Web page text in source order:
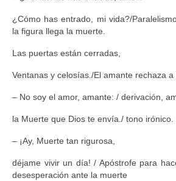
¿Cómo has entrado, mi vida?/
la figura llega la muerte.
Las puertas están cerradas,
Ventanas y celosías./El amante rechaza a
– No soy el amor, amante: / derivación,
la Muerte que Dios te envía./ tono irónico.
– ¡Ay, Muerte tan rigurosa,
déjame vivir un día! / Apóstrofe para
desesperación ante la muerte